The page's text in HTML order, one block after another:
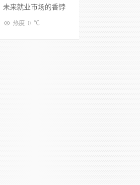
未来就业市场的香饽
热度 0 ℃